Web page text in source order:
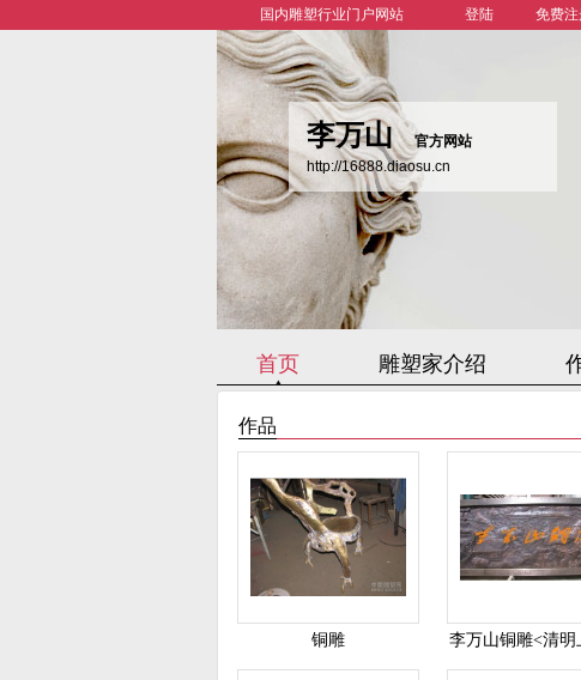
国内雕塑行业门户网站 登陆 免费
李万山
官方网站
http://16888.diaosu.cn
首页 雕塑家介绍
作品
铜雕
李万山铜雕<清明
>